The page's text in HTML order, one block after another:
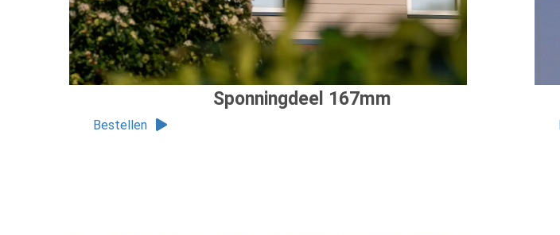
Sponningdeel 167mm
Bestellen